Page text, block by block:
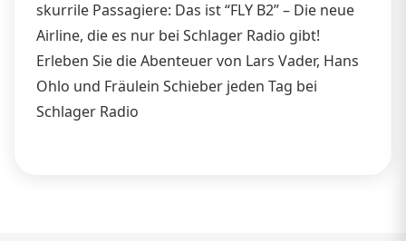
skurrile Passagiere: Das ist “FLY B2” – Die neue
Airline, die es nur bei Schlager Radio gibt!
Erleben Sie die Abenteuer von Lars Vader, Hans
Ohlo und Fräulein Schieber jeden Tag bei
Schlager Radio